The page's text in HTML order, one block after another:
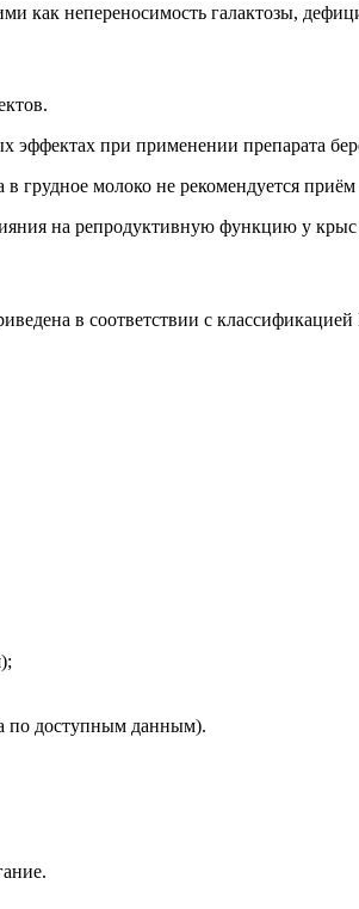
как непереносимость галактозы,
эффектах при применении препарата
грудное молоко не рекомендуется
на репродуктивную функцию у крыс
в соответствии с
по доступным данным).